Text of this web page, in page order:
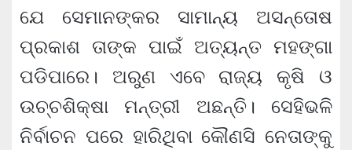
ଯେ ସେମାନଙ୍କର ସାମାନ୍ୟ ଅସନ୍ତୋଷ
ପ୍ରକାଶ ତାଙ୍କ ପାଇଁ ଅତ୍ୟନ୍ତ ମହଙ୍ଗା
ପଡିପାରେ। ଅରୁଣ ଏବେ ରାଜ୍ୟ କୃଷି ଓ
ଉଚ୍ଚଶିକ୍ଷା ମନ୍ତ୍ରୀ ଅଛନ୍ତି। ସେହିଭଳି
ନିର୍ବାଚନ ପରେ ହାରିଥିବା କୌଣସି ନେତାଙ୍କୁ